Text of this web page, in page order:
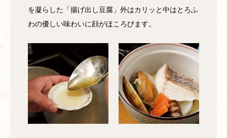
を凝らした「揚げ出し豆腐」外はカリッと中はとろふ
わの優しい味わいに顔がほころびます。